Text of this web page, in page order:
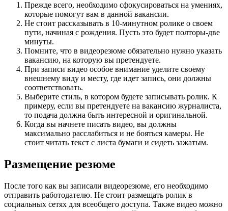
Прежде всего, необходимо сфокусироваться на умениях,
которые помогут вам в данной вакансии.
Не стоит рассказывать в 10-минутном ролике о своем
пути, начиная с рождения. Пусть это будет полторы-две
минуты.
Помните, что в видеорезюме обязательно нужно указать
вакансию, на которую вы претендуете.
При записи видео особое внимание уделите своему
внешнему виду и месту, где идет запись, они должны
соответствовать.
Выберите стиль, в котором будете записывать ролик. К
примеру, если вы претендуете на вакансию журналиста,
то подача должна быть интересной и оригинальной.
Когда вы начнете писать видео, вы должны
максимально расслабиться и не бояться камеры. Не
стоит читать текст с листа бумаги и сидеть зажатым.
Размещение резюме
После того как вы записали видеорезюме, его необходимо
отправить работодателю. Не стоит размещать ролик в
социальных сетях для всеобщего доступа. Также видео можно